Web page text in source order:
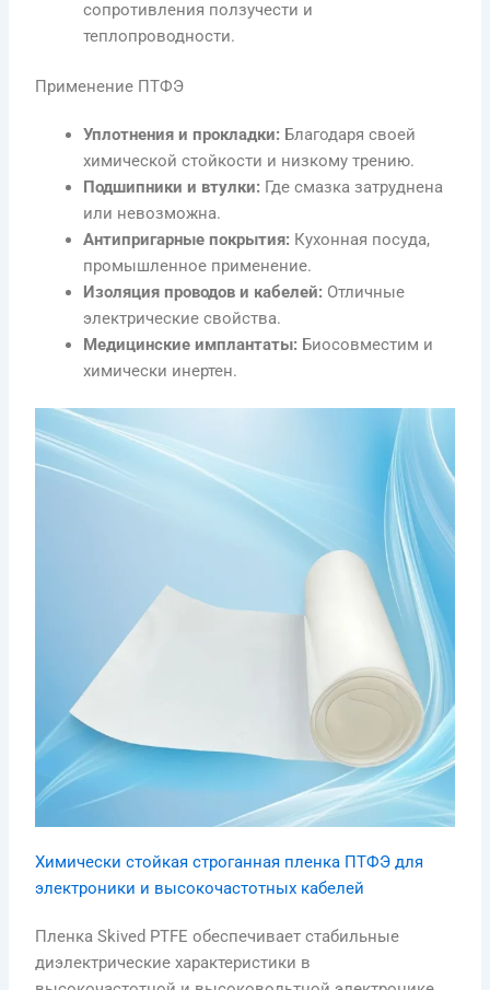
сопротивления ползучести и
теплопроводности.
Применение ПТФЭ
Уплотнения и прокладки: Благодаря своей
химической стойкости и низкому трению.
Подшипники и втулки: Где смазка затруднена
или невозможна.
Антипригарные покрытия: Кухонная посуда,
промышленное применение.
Изоляция проводов и кабелей: Отличные
электрические свойства.
Медицинские имплантаты: Биосовместим и
химически инертен.
Химически стойкая строганная пленка ПТФЭ для
электроники и высокочастотных кабелей
Пленка Skived PTFE обеспечивает стабильные
диэлектрические характеристики в